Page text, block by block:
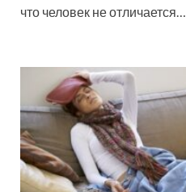
что человек не отличается…